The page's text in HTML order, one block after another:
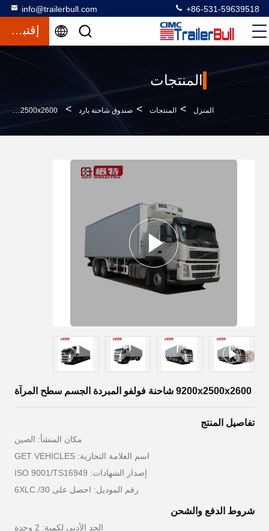
info@trailerbull.com +86-531-59639518
إقتباس
المنتجات
المنزل > المنتجات > صندوق شاحنة بارد > 9200x2500x2600 شاحنة فولفو المبردة الجسم سطح المرآة
9200x2500x2600 شاحنة فولفو المبردة الجسم سطح المرآة
تفاصيل المنتج
مكان المنشأ: الصين
اسم العلامة التجارية: GET VEHICLES
إصدار الشهادات: ISO 9001/TS16949
رقم الموديل: احصل على 6XLC./30
شروط الدفع والشحن
الحد الأدنى لكمية: 2 وحدة